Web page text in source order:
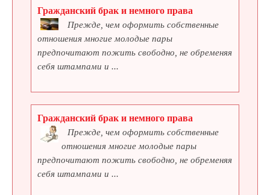
Гражданский брак и немного права
Прежде, чем оформить собственные
отношения многие молодые пары
предпочитают пожить свободно, не обременяя
себя штампами и ...
Гражданский брак и немного права
Прежде, чем оформить собственные
отношения многие молодые пары
предпочитают пожить свободно, не обременяя
себя штампами и ...